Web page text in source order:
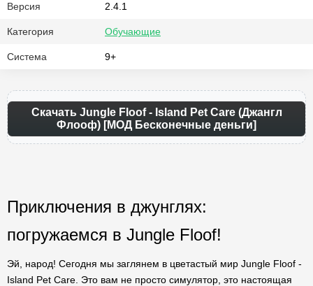
Версия 2.4.1
Категория Обучающие
Система 9+
Скачать Jungle Floof - Island Pet Care (Джангл
Флооф) [МОД Бесконечные деньги]
Приключения в джунглях:
погружаемся в Jungle Floof!
Эй, народ! Сегодня мы заглянем в цветастый мир Jungle Floof -
Island Pet Care. Это вам не просто симулятор, это настоящая